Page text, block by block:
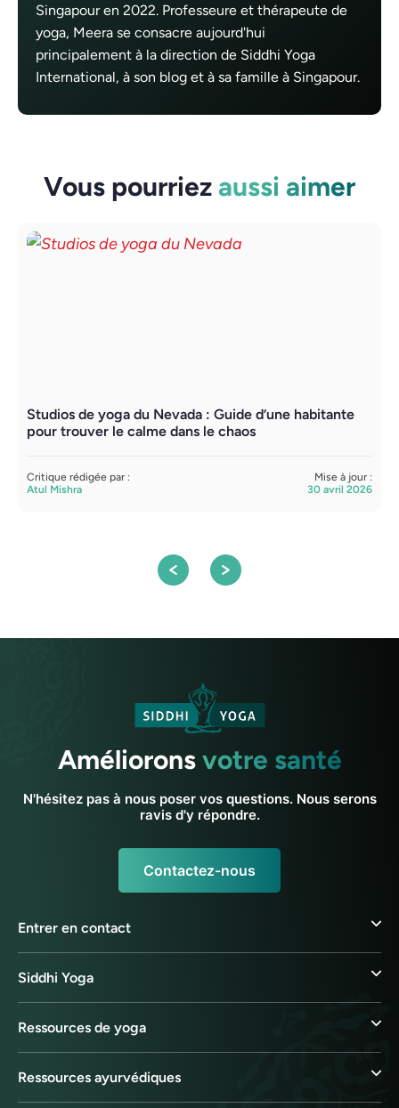
Singapour en 2022. Professeure et thérapeute de
yoga, Meera se consacre aujourd'hui
principalement à la direction de Siddhi Yoga
International, à son blog et à sa famille à Singapour.
Vous pourriez aussi aimer
Studios de yoga du Nevada : Guide d’une habitante
pour trouver le calme dans le chaos
Critique rédigée par :
Atul Mishra
Mise à jour :
30 avril 2026
Amélioronsvotre santé
N'hésitez pas à nous poser vos questions. Nous serons
ravis d'y répondre.
Contactez-nous
Entrer en contact
Siddhi Yoga
Ressources de yoga
Ressources ayurvédiques